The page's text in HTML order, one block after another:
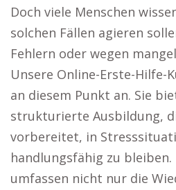
Doch viele Menschen
solchen Fällen agieren
Fehlern oder wegen
Unsere Online-Erste-Hilfe-
an diesem Punkt an. Sie
strukturierte Ausbildung,
vorbereitet, in
handlungsfähig zu bleiben.
umfassen nicht nur die